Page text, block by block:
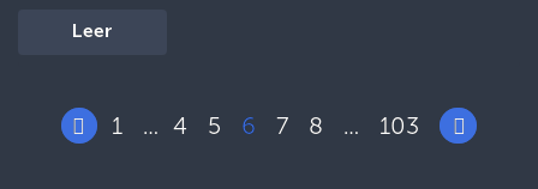
Leer
1 … 4 5 6 7 8 … 103